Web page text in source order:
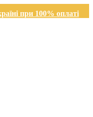
при 100% оплаті